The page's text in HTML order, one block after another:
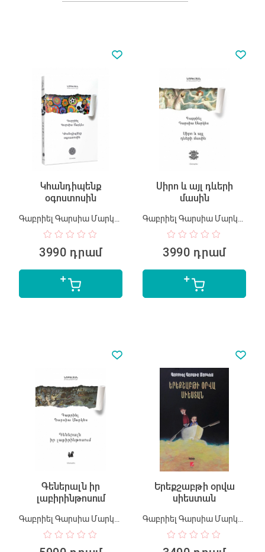
Կհանդիպենք
օգոստոսին
Գաբրիել Գարսիա Մարկես
3990 դրամ
Սիրո և այլ դևերի
մասին
Գաբրիել Գարսիա Մարկես
3990 դրամ
Գեներալն իր
լաբիրինթոսում
Գաբրիել Գարսիա Մարկես
Երեքշաբթի օրվա
սիեստան
Գաբրիել Գարսիա Մարկես